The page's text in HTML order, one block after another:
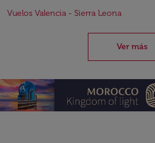
Vuelos Valencia - Sierra Leona
Ver más